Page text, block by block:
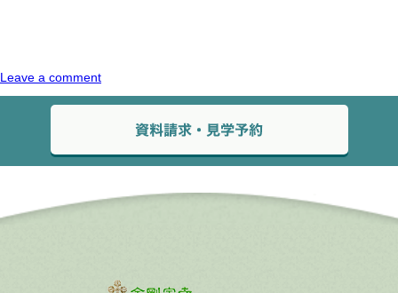
Leave a comment